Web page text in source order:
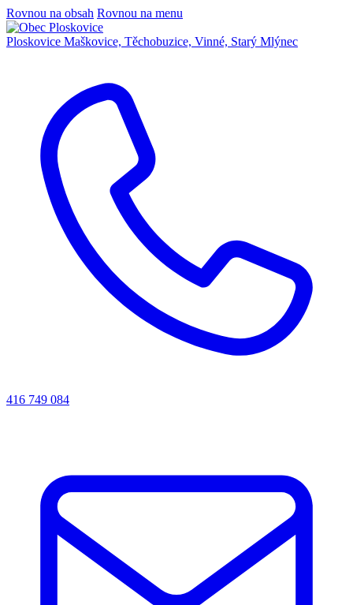
Rovnou na obsah Rovnou na menu
Ploskovice Maškovice, Těchobuzice, Vinné, Starý Mlýnec
416 749 084